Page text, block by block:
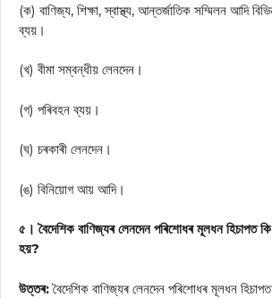
(ক) বাণিজ্য, শিক্ষা, স্বাস্থ্য, আন্তর্জাতিক সম্মিলন আদি
ব্যয়।
(খ) বীমা সম্বন্ধীয় লেনদেন।
(গ) পৰিবহন ব্যয়।
(ঘ) চৰকাৰী লেনদেন।
(ঙ) বিনিয়োগ আয় আদি।
৫। বৈদেশিক বাণিজ্যৰ লেনদেন পৰিশোধৰ মূলধন হিচাপত
হয়?
উত্তৰ:বৈদেশিক বাণিজ্যৰ লেনদেন পৰিশোধৰ মূলধন